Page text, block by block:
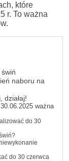
które
r. To ważna
naboru na
ważna
do 30
do 30 czerwca